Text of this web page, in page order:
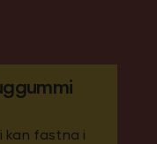
kan fastna i